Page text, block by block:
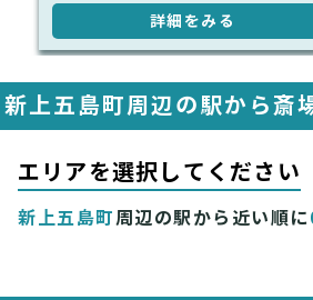
詳細をみる
新上五島町周辺の駅から斎
エリアを選択してください
新上五島町周辺の駅から近い順に